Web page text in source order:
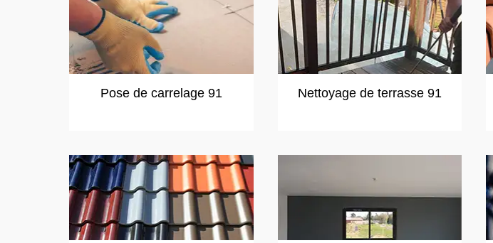
Pose de carrelage 91 Nettoyage de terrasse 91